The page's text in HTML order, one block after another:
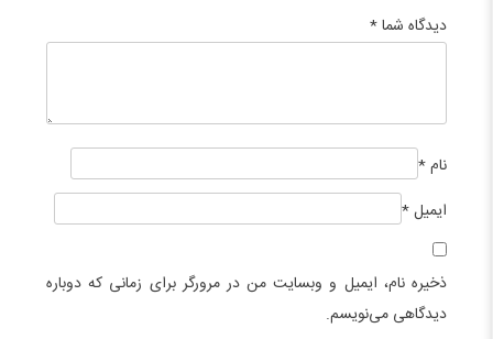
دیدگاه شما*
نام*
ایمیل*
ذخیره نام، ایمیل و وبسایت من در مرورگر برای زمانی که دوباره
دیدگاهی می‌نویسم.